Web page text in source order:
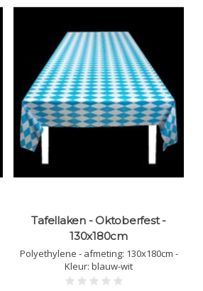
Tafellaken - Oktoberfest -
130x180cm
Polyethylene - afmeting: 130x180cm -
Kleur: blauw-wit